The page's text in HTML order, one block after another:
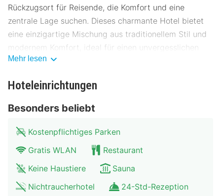
Rückzugsort für Reisende, die Komfort und eine
zentrale Lage suchen. Dieses charmante Hotel bietet
eine einzigartige Mischung aus traditionellem Stil und
modernem Komfort, ideal für einen unvergesslichen
Aufenthalt.
Lage des Au Cheval Blanc Hôtel et
Restaurant
Das Au Cheval Blanc Hôtel et Restaurant liegt nur
wenige Schritte vom Stadtzentrum entfernt, was es zu
einem idealen Ausgangspunkt für Erkundungen macht.
In der Nähe befinden sich zahlreiche
Sehenswürdigkeiten, darunter Museen und historische
öffentliche Verkehrsmittel wie Busse und Züge, und
Mehr lesen
Hoteleinrichtungen
Besonders beliebt
Kostenpflichtiges Parken
Gratis WLAN
Restaurant
Keine Haustiere
Sauna
Nichtraucherhotel
24-Std-Rezeption